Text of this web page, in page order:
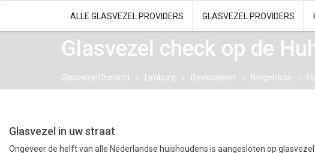
ALLE GLASVEZEL PROVIDERS GLASVEZEL PROVIDERS
Glasvezel check op de
GlasvezelCheck.nl Limburg Beekdaelen Bingelrade
Glasvezel in uw straat
Ongeveer de helft van alle Nederlandse huishoudens is aangesloten op